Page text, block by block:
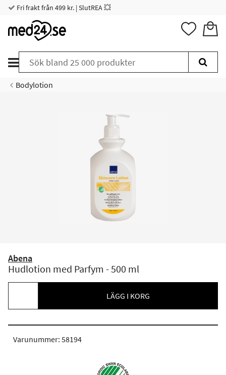
Fri frakt från 499 kr. | SlutREA 💥
Bodylotion
Abena
Hudlotion med Parfym - 500 ml
LÄGG I KORG
Varunummer: 58194